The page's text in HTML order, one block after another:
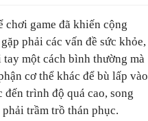
game đã khiến cộng
phải các vấn đề sức khỏe,
một cách bình thường mà
cơ thể khác để bù lấp vào
trình độ quá cao, song
trầm trồ thán phục.